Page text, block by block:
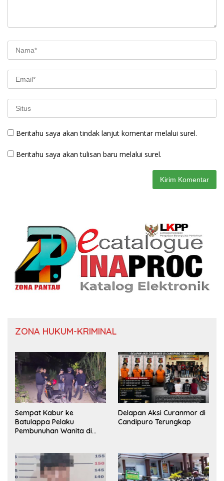
Beritahu saya akan tindak lanjut komentar melalui surel.
Beritahu saya akan tulisan baru melalui surel.
ZONA HUKUM-KRIMINAL
Sempat Kabur ke
Batulappa Pelaku
Pembunuhan Wanita di
Delapan Aksi Curanmor di
Candipuro Terungkap